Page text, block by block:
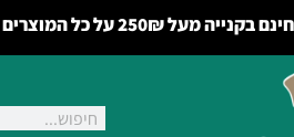
מעל 250₪ על כל המוצרים באתר